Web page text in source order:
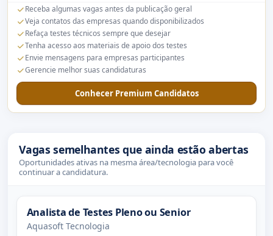
Receba algumas vagas antes da publicação geral
Veja contatos das empresas quando disponibilizados
Refaça testes técnicos sempre que desejar
Tenha acesso aos materiais de apoio dos testes
Envie mensagens para empresas participantes
Gerencie melhor suas candidaturas
Conhecer Premium Candidatos
Vagas semelhantes que ainda estão abertas
Oportunidades ativas na mesma área/tecnologia para você
continuar a candidatura.
Analista de Testes Pleno ou Senior
Aquasoft Tecnologia